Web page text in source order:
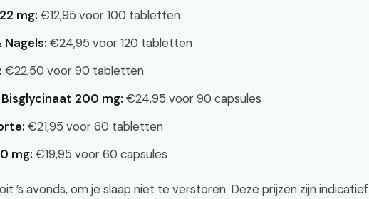
mg: €12,95 voor 100 tabletten
Nagels: €24,95 voor 120 tabletten
€22,50 voor 90 tabletten
200 mg: €24,95 voor 90 capsules
€21,95 voor 60 tabletten
mg: €19,95 voor 60 capsules
’s avonds, om je slaap niet te verstoren. Deze prijzen zijn indicatief